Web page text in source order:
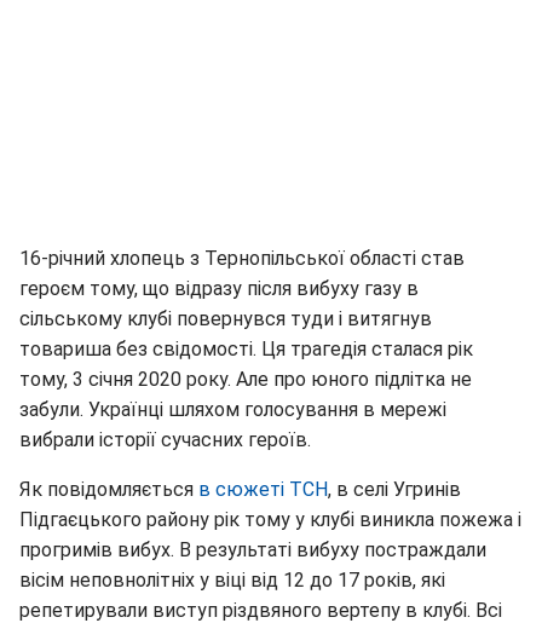
16-річний хлопець з Тернопільської області став
героєм тому, що відразу після вибуху газу в
сільському клубі повернувся туди і витягнув
товариша без свідомості. Ця трагедія сталася рік
тому, 3 січня 2020 року. Але про юного підлітка не
забули. Українці шляхом голосування в мережі
вибрали історії сучасних героїв.
Як повідомляється в сюжеті ТСН, в селі Угринів
Підгаєцького району рік тому у клубі виникла пожежа і
прогримів вибух. В результаті вибуху постраждали
вісім неповнолітніх у віці від 12 до 17 років, які
репетирували виступ різдвяного вертепу в клубі. Всі